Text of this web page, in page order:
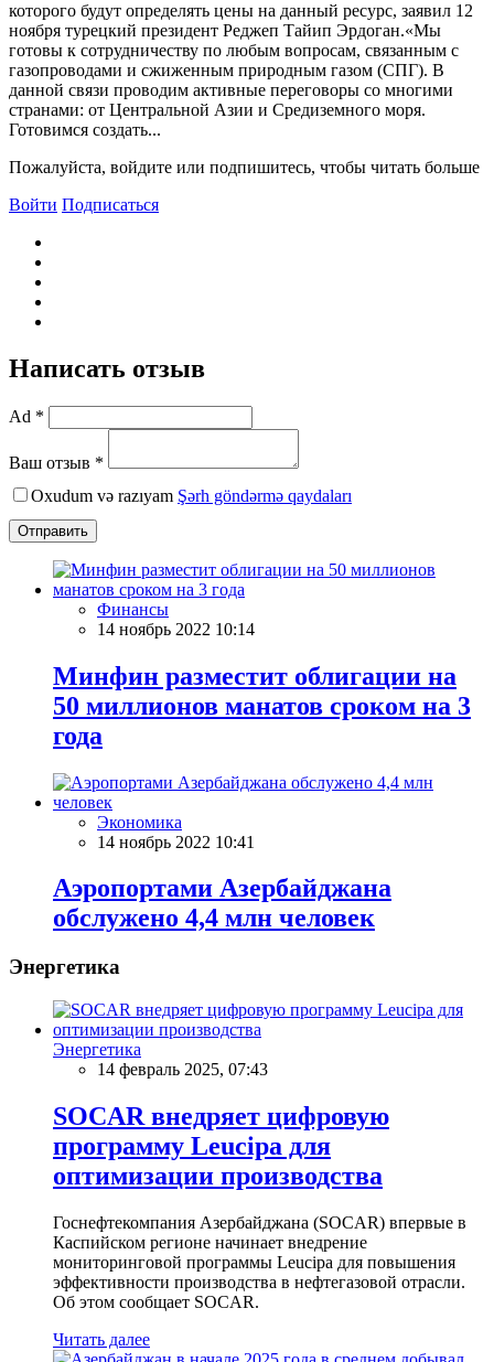
которого будут определять цены на данный ресурс, заявил 12
ноября турецкий президент Реджеп Тайип Эрдоган.«Мы
готовы к сотрудничеству по любым вопросам, связанным с
газопроводами и сжиженным природным газом (СПГ). В
данной связи проводим активные переговоры со многими
странами: от Центральной Азии и Средиземного моря.
Готовимся создать...
Пожалуйста, войдите или подпишитесь, чтобы читать больше
Войти Подписаться
Написать отзыв
Ad *
Ваш отзыв *
Oxudum və razıyam Şərh göndərmə qaydaları
Отправить
Финансы
14 ноябрь 2022 10:14
Минфин разместит облигации на
50 миллионов манатов сроком на 3
года
Экономика
14 ноябрь 2022 10:41
Аэропортами Азербайджана
обслужено 4,4 млн человек
Энергетика
Энергетика
14 февраль 2025, 07:43
SOCAR внедряет цифровую
программу Leucipa для
оптимизации производства
Госнефтекомпания Азербайджана (SOCAR) впервые в
Каспийском регионе начинает внедрение
мониторинговой программы Leucipa для повышения
эффективности производства в нефтегазовой отрасли.
Об этом сообщает SOCAR.
Читать далее